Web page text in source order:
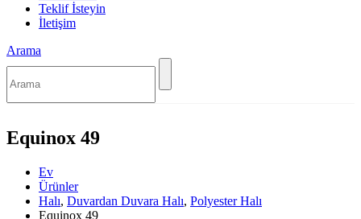
Teklif İsteyin
İletişim
Arama
Equinox 49
Ev
Ürünler
Halı, Duvardan Duvara Halı, Polyester Halı
Equinox 49